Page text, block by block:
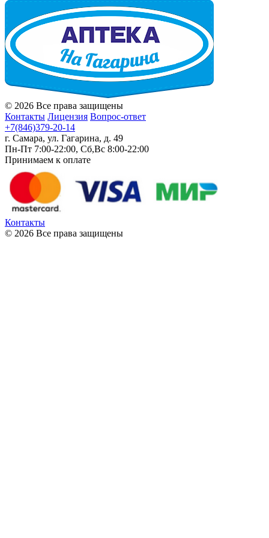
© 2026 Все права защищены
Контакты Лицензия Вопрос-ответ
+7(846)379-20-14
г. Самара, ул. Гагарина, д. 49
Пн-Пт 7:00-22:00, Сб,Вс 8:00-22:00
Принимаем к оплате
Контакты
© 2026 Все права защищены